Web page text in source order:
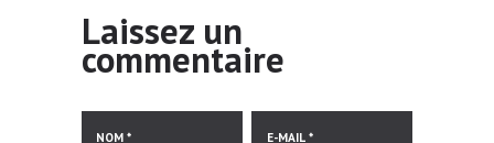
Laissez un
commentaire